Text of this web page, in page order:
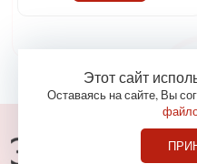
Этот сайт
Оставаясь на сайте, Вы